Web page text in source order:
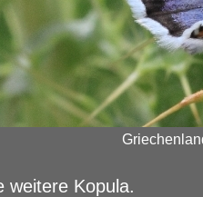
weitere Kopula.